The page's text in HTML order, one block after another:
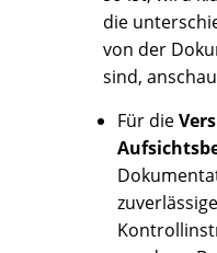
die
von der
sind,
Für die